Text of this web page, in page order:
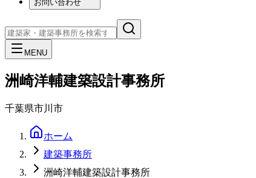
お問い合わせ
MENU
洲崎洋輔建築設計事務所
千葉県市川市
ホーム
建築事務所
洲崎洋輔建築設計事務所